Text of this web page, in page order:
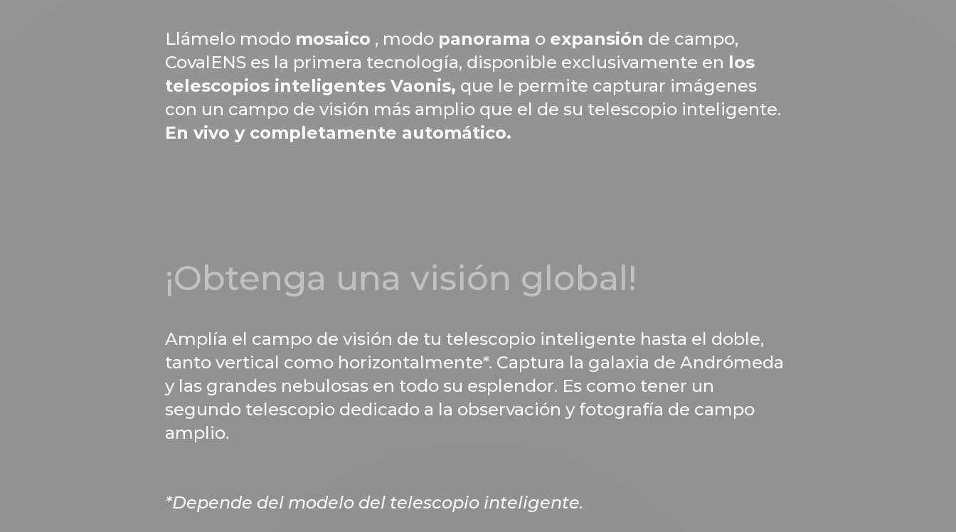
Llámelo modo mosaico , modo panorama o expansión de campo,
CovalENS es la primera tecnología, disponible exclusivamente en los
telescopios inteligentes Vaonis, que le permite capturar imágenes
con un campo de visión más amplio que el de su telescopio inteligente.
En vivo y completamente automático.
¡Obtenga una visión global!
Amplía el campo de visión de tu telescopio inteligente hasta el doble,
tanto vertical como horizontalmente*. Captura la galaxia de Andrómeda
y las grandes nebulosas en todo su esplendor. Es como tener un
segundo telescopio dedicado a la observación y fotografía de campo
amplio.
*Depende del modelo del telescopio inteligente.